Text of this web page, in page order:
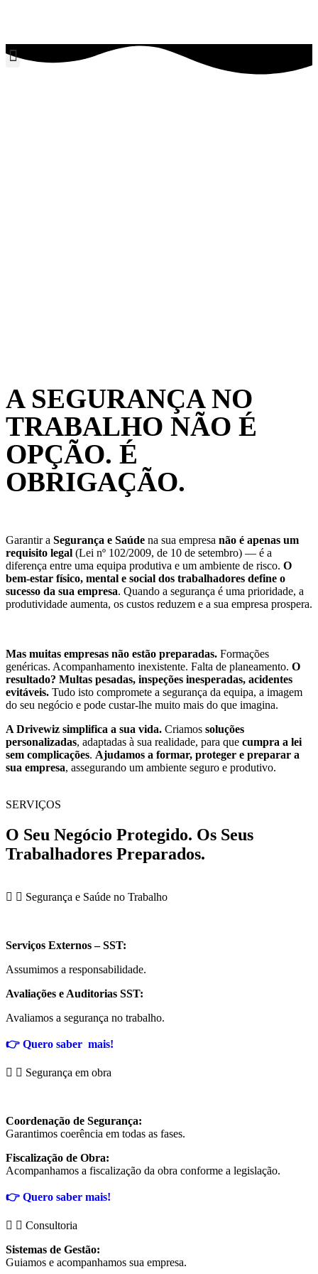
A SEGURANÇA NO
TRABALHO NÃO É
OPÇÃO. É
OBRIGAÇÃO.
Garantir a Segurança e Saúde na sua empresa não é apenas um
requisito legal (Lei nº 102/2009, de 10 de setembro) — é a
diferença entre uma equipa produtiva e um ambiente de risco. O
bem-estar físico, mental e social dos trabalhadores define o
sucesso da sua empresa. Quando a segurança é uma prioridade, a
produtividade aumenta, os custos reduzem e a sua empresa prospera.
Mas muitas empresas não estão preparadas. Formações
genéricas. Acompanhamento inexistente. Falta de planeamento. O
resultado? Multas pesadas, inspeções inesperadas, acidentes
evitáveis. Tudo isto compromete a segurança da equipa, a imagem
do seu negócio e pode custar-lhe muito mais do que imagina.
A Drivewiz simplifica a sua vida. Criamos soluções
personalizadas, adaptadas à sua realidade, para que cumpra a lei
sem complicações. Ajudamos a formar, proteger e preparar a
sua empresa, assegurando um ambiente seguro e produtivo.
SERVIÇOS
O Seu Negócio Protegido. Os Seus
Trabalhadores Preparados.
Segurança e Saúde no Trabalho
Serviços Externos – SST:
Assumimos a responsabilidade.
Avaliações e Auditorias SST:
Avaliamos a segurança no trabalho.
👉 Quero saber mais!
Segurança em obra
Coordenação de Segurança:
Garantimos coerência em todas as fases.
Fiscalização de Obra:
Acompanhamos a fiscalização da obra conforme a legislação.
👉 Quero saber mais!
Consultoria
Sistemas de Gestão:
Guiamos e acompanhamos sua empresa.